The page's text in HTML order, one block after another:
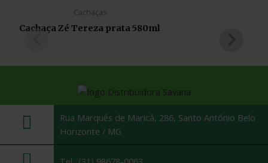
Cachaças
Cachaça Zé Tereza prata 580ml
Rua Marquês de Maricá, 286, Santo Antônio Belo
Horizonte / MG